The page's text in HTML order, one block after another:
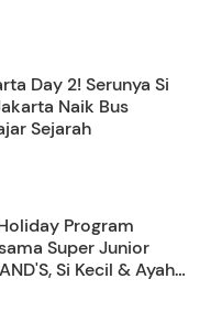
Day 2! Serunya Si
Naik Bus
Sejarah
Program
Super Junior
Si Kecil & Ayah